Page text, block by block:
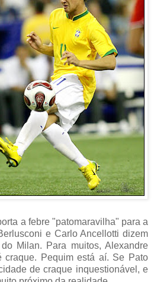
a febre "patomaravilha" para a
e Carlo Ancellotti dizem
Milan. Para muitos, Alexandre
Pequim está aí. Se Pato
de craque inquestionável, e